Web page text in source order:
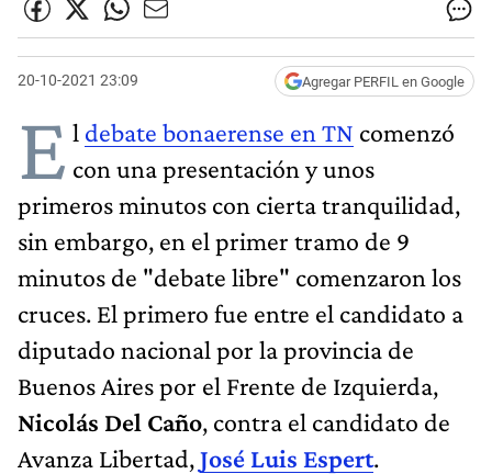
20-10-2021 23:09 Agregar PERFIL en Google
E l debate bonaerense en TN comenzó
con una presentación y unos
primeros minutos con cierta tranquilidad,
sin embargo, en el primer tramo de 9
minutos de "debate libre" comenzaron los
cruces. El primero fue entre el candidato a
diputado nacional por la provincia de
Buenos Aires por el Frente de Izquierda,
Nicolás Del Caño, contra el candidato de
Avanza Libertad,José Luis Espert.